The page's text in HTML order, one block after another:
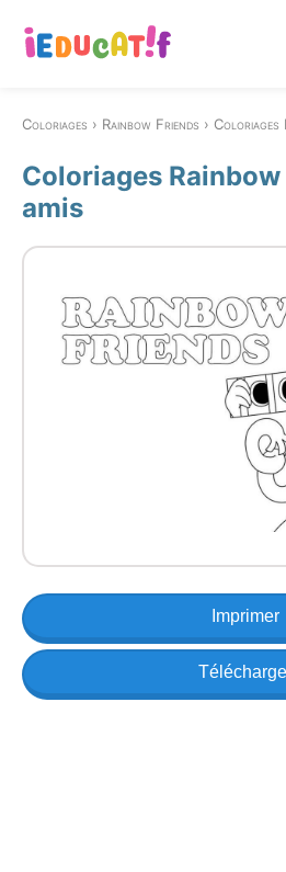
Coloriages Rainbow Friends Coloriages
Coloriages
amis
Imprimer